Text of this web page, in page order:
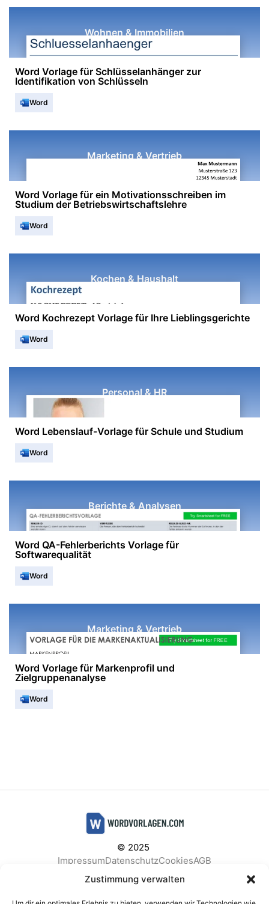
Zustimmung verwalten
Wohnen & Immobilien
Word Vorlage für Schlüsselanhänger zur
Identifikation von Schlüsseln
Word
Marketing & Vertrieb
Word Vorlage für ein Motivationsschreiben im
Studium der Betriebswirtschaftslehre
Word
Kochen & Haushalt
Word Kochrezept Vorlage für Ihre Lieblingsgerichte
Word
Personal & HR
Word Lebenslauf-Vorlage für Schule und Studium
Word
Berichte & Analysen
Word QA-Fehlerberichts Vorlage für
Softwarequalität
Word
Marketing & Vertrieb
Word Vorlage für Markenprofil und
Zielgruppenanalyse
Word
© 2025
ImpressumDatenschutzCookiesAGB
Facebook
Instagram